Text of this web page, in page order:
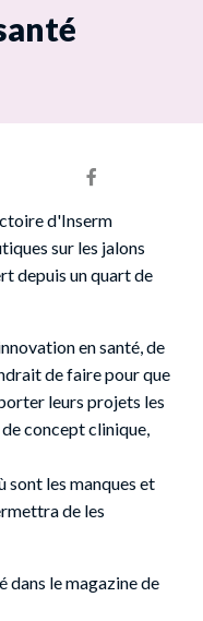
d'Inserm
sur les jalons
depuis un quart de
en santé, de
de faire pour que
leurs projets les
concept clinique,
sont les manques et
de les
dans le magazine de